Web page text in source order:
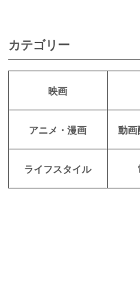
カテゴリー
映画
アニメ・漫画 動画
ライフスタイル